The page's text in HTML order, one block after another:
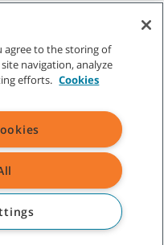
reservados.
|Términos de uso
Tennant son propiedad de
afiliadas o subsidiarias.
agree to the storing of
navigation, analyze
efforts. Cookies